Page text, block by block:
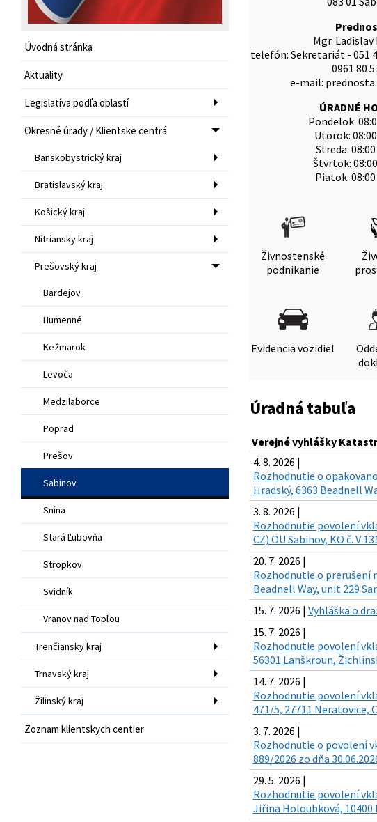
Úvodná stránka
Aktuality
Legislatíva podľa oblastí
Okresné úrady / Klientske centrá
Banskobystrický kraj
Bratislavský kraj
Košický kraj
Nitriansky kraj
Prešovský kraj
Bardejov
Humenné
Kežmarok
Levoča
Medzilaborce
Poprad
Prešov
Sabinov
Snina
Stará Ľubovňa
Stropkov
Svidník
Vranov nad Topľou
Trenčiansky kraj
Trnavský kraj
Žilinský kraj
Zoznam klientskych centier
Mgr. Ladislav
telefón: Sekretariát - 051
0961 80
e-mail:
ÚRADNÉ
Pondelok:
Utorok:
Streda:
Štvrtok:
Piatok: 08:00
Živnostenské
podnikanie
Evidencia vozidiel
Úradná tabuľa
Verejné vyhlášky
4. 8. 2026 |
Rozhodnutie o
Hradský, 6363 Beadnell
3. 8. 2026 |
Rozhodnutie povolení
CZ) OU Sabinov, KO č. V
20. 7. 2026 |
Rozhodnutie o prerušení
Beadnell Way, unit 229
15. 7. 2026 | Vyhláška o
15. 7. 2026 |
Rozhodnutie povolení
56301 Lanškroun,
14. 7. 2026 |
Rozhodnutie povolení
471/5, 27711 Neratovice,
3. 7. 2026 |
Rozhodnutie o povolení
889/2026 zo dňa
29. 5. 2026 |
Rozhodnutie povolení
Jiřina Holoubková, 10400